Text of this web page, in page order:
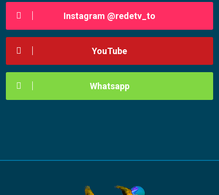
Instagram @redetv_to
YouTube
Whatsapp